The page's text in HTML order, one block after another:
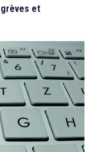
et